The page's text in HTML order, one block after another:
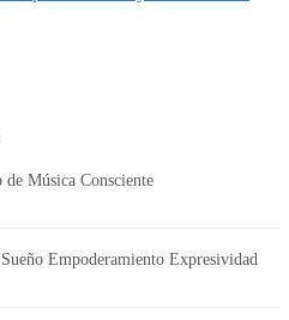
Música Consciente
Empoderamiento Expresividad